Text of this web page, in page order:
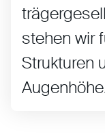
stehen wir
Strukturen